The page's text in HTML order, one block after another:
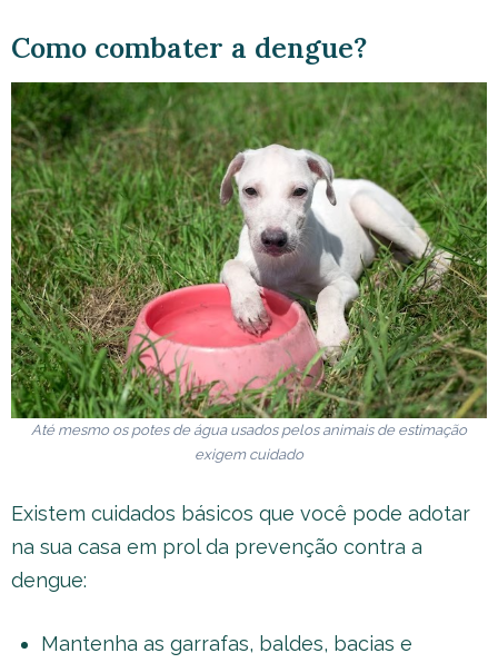
Como combater a dengue?
Até mesmo os potes de água usados pelos animais de estimação
exigem cuidado
Existem cuidados básicos que você pode adotar
na sua casa em prol da prevenção contra a
dengue:
Mantenha as garrafas, baldes, bacias e